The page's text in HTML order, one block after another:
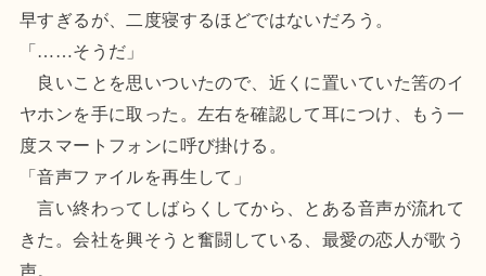
早すぎるが、二度寝するほどではないだろう。
「……そうだ」
良いことを思いついたので、近くに置いていた筈のイ
ヤホンを手に取った。左右を確認して耳につけ、もう一
度スマートフォンに呼び掛ける。
「音声ファイルを再生して」
言い終わってしばらくしてから、とある音声が流れて
きた。会社を興そうと奮闘している、最愛の恋人が歌う
声。